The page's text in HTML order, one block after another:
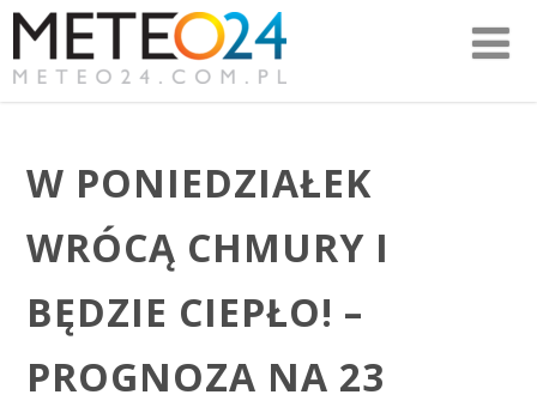
W PONIEDZIAŁEK
WRÓCĄ CHMURY I
BĘDZIE CIEPŁO! –
PROGNOZA NA 23